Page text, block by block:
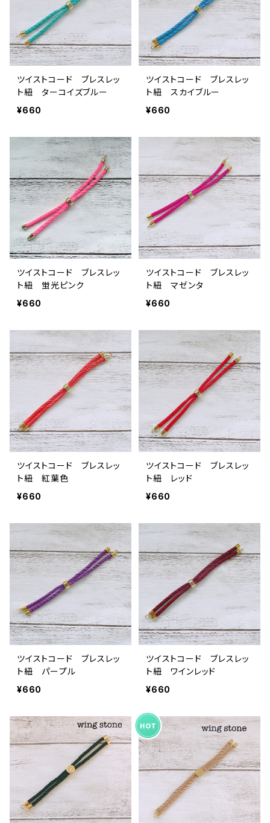
ツイストコード ブレスレッ
ト紐 ターコイズブルー
¥660
ツイストコード ブレスレッ
ト紐 スカイブルー
¥660
ツイストコード ブレスレッ
ト紐 蛍光ピンク
¥660
ツイストコード ブレスレッ
ト紐 マゼンタ
¥660
ツイストコード ブレスレッ
ト紐 紅葉色
¥660
ツイストコード ブレスレッ
ト紐 レッド
¥660
ツイストコード ブレスレッ
ト紐 パープル
¥660
ツイストコード ブレスレッ
ト紐 ワインレッド
¥660